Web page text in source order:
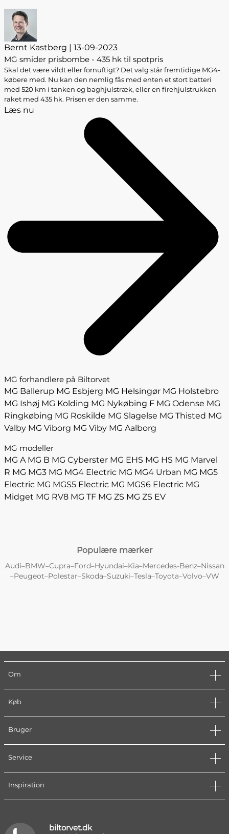
Bernt Kastberg | 13-09-2023
MG smider prisbombe - 435 hk til spotpris
Skal det være vildt eller fornuftigt? Det valg står fremtidige MG4-
købere med. Nu kan den nemlig fås med enten et stort batteri
med 520 km i tanken og baghjulstræk, eller en firehjulstrukken
raket med 435 hk. Prisen er den samme.
Læs nu
MG forhandlere på Biltorvet
MG Ballerup MG Esbjerg MG Helsingør MG Holstebro
MG Ishøj MG Kolding MG Nykøbing F MG Odense MG
Ringkøbing MG Roskilde MG Slagelse MG Thisted MG
Valby MG Viborg MG Viby MG Aalborg
MG modeller
MG A MG B MG Cyberster MG EHS MG HS MG Marvel
R MG MG3 MG MG4 Electric MG MG4 Urban MG MG5
Electric MG MGS5 Electric MG MGS6 Electric MG
Midget MG RV8 MG TF MG ZS MG ZS EV
Populære mærker
Audi–BMW–Cupra–Ford–Hyundai–Kia–Mercedes-Benz–Nissan
–Peugeot–Polestar–Skoda–Suzuki–Tesla–Toyota–Volvo–VW
Om
Køb
Bruger
Service
Inspiration
biltorvet.dk